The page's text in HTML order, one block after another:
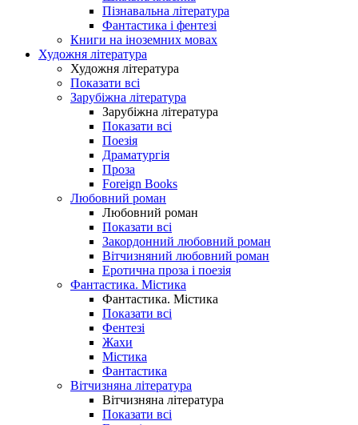
Пізнавальна література
Фантастика і фентезі
Книги на іноземних мовах
Художня література
Художня література
Показати всі
Зарубіжна література
Зарубіжна література
Показати всі
Поезія
Драматургія
Проза
Foreign Books
Любовний роман
Любовний роман
Показати всі
Закордонний любовний роман
Вітчизняний любовний роман
Еротична проза і поезія
Фантастика. Містика
Фантастика. Містика
Показати всі
Фентезі
Жахи
Містика
Фантастика
Вітчизняна література
Вітчизняна література
Показати всі